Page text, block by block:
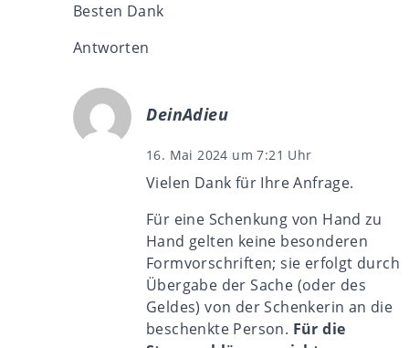
Besten Dank
Antworten
DeinAdieu
16. Mai 2024 um 7:21 Uhr
Vielen Dank für Ihre Anfrage.
Für eine Schenkung von Hand zu
Hand gelten keine besonderen
Formvorschriften; sie erfolgt durch
Übergabe der Sache (oder des
Geldes) von der Schenkerin an die
beschenkte Person. Für die